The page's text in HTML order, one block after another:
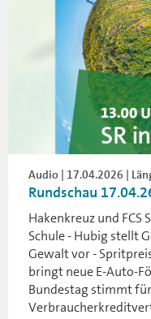
Audio | 17.04.2026 |
Rundschau
Hakenkreuz und FCS
Schule - Hubig stellt
Gewalt vor -
bringt neue E-Auto-
Bundestag stimmt